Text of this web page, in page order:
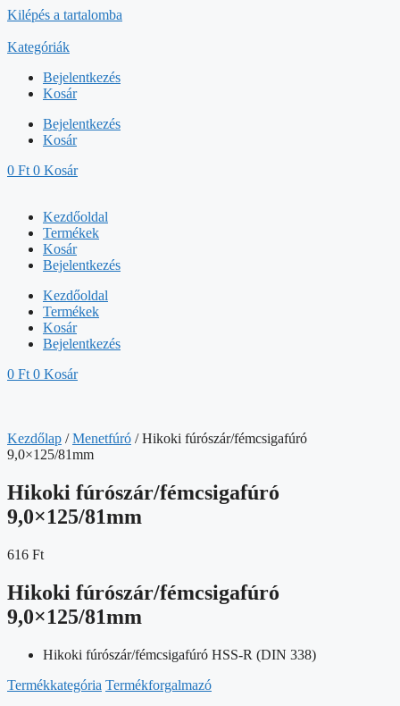
Kilépés a tartalomba
Kategóriák
Bejelentkezés
Kosár
Bejelentkezés
Kosár
0 Ft 0 Kosár
Kezdőoldal
Termékek
Kosár
Bejelentkezés
Kezdőoldal
Termékek
Kosár
Bejelentkezés
0 Ft 0 Kosár
Kezdőlap /Menetfúró / Hikoki fúrószár/fémcsigafúró
9,0×125/81mm
Hikoki fúrószár/fémcsigafúró
9,0×125/81mm
616 Ft
Hikoki fúrószár/fémcsigafúró
9,0×125/81mm
Hikoki fúrószár/fémcsigafúró HSS-R (DIN 338)
Termékkategória Termékforgalmazó